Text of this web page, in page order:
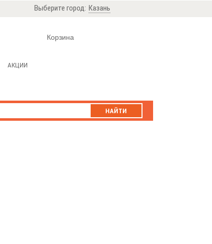
Выберите город: Казань
Корзина
АКЦИИ
НАЙТИ